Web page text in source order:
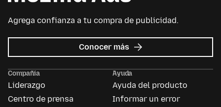
Agrega confianza a tu compra de publicidad.
Conocer más sobre
Mozilla
Compañía
Liderazgo
Centro de prensa
Ayuda
Ayuda del producto
Informar un error